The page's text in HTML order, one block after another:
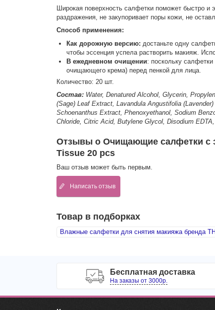
Широкая поверхность салфетки поможет быстро и
раздражения, не закупоривает поры кожи, не
Способ применения:
Как дорожную версию: достаньте одну
чтобы эссенция успела растворить макияж.
В ежедневном очищении: поскольку
очищающего крема) перед пенкой для лица.
Количество: 20 шт.
Состав:Water, Denatured Alcohol, Glycerin,
(Sage) Leaf Extract, Lavandula Angustifolia
Schoenanthus Extract, Phenoxyethanol, Sodium
Chloride, Citric Acid, Butylene Glycol, Disodium
Отзывы о Очищающие салфетки с
Tissue 20 pcs
Ваш отзыв может быть первым.
Написать отзыв
Товар в подборках
Влажные салфетки для снятия макияжа бренда
Бесплатная доставка
На заказы от 3000р.